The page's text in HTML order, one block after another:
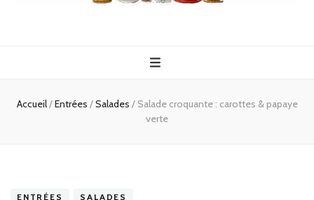
Serviettes
Accueil/Entrées /Salades / Salade croquante : carottes & papaye
verte
ENTRÉES SALADES